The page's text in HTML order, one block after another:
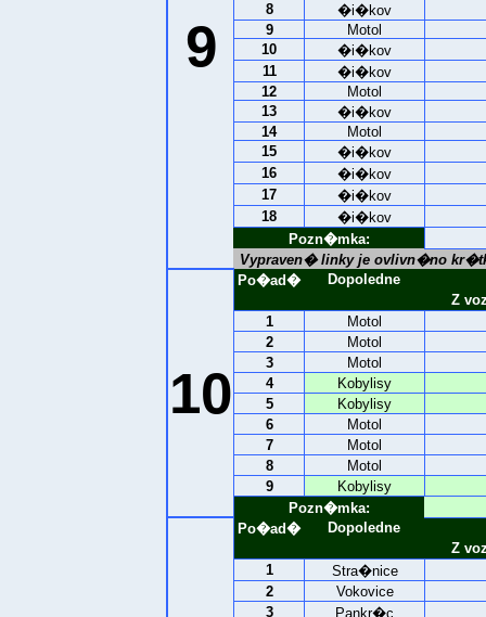
9
8
�i�kov
9
Motol
10
�i�kov
11
�i�kov
12
Motol
13
�i�kov
14
Motol
15
�i�kov
16
�i�kov
17
�i�kov
18
�i�kov
Pozn�mka:
Vypraven� linky je ovlivn�no
10
Po�ad�
Dopoledne
Z
1
Motol
2
Motol
3
Motol
4
Kobylisy
5
Kobylisy
6
Motol
7
Motol
8
Motol
9
Kobylisy
Pozn�mka:
Po�ad�
Dopoledne
Z
1
Stra�nice
2
Vokovice
3
Pankr�c